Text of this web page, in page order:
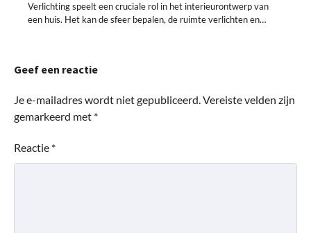
Verlichting speelt een cruciale rol in het interieurontwerp van
een huis. Het kan de sfeer bepalen, de ruimte verlichten en…
Geef een reactie
Je e-mailadres wordt niet gepubliceerd. Vereiste velden zijn
gemarkeerd met *
Reactie *